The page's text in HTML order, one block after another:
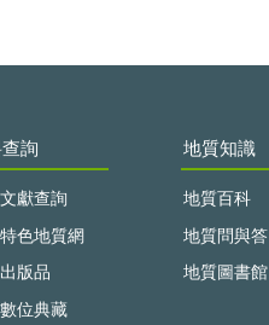
詢
獻查詢
色地質網
版品
位典藏
地質知識
地質百科
地質問與答
地質圖書館